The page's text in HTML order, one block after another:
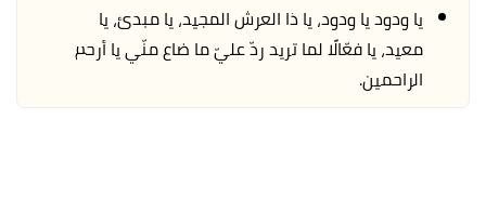
يا ودود يا ودود، يا ذا العرش المجيد، يا مبدئ، يا
معيد، يا فعّالًا لما تريد ردّ عليّ ما ضاع منّي يا أرحم
الراحمين.